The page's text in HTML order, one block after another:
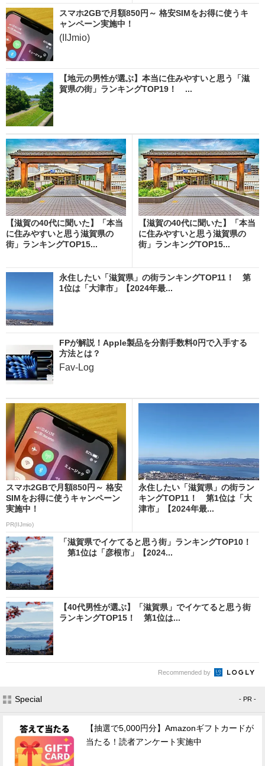
スマホ2GBで月額850円～ 格安SIMをお得に使うキ
ャンペーン実施中！
(IIJmio)
【地元の男性が選ぶ】本当に住みやすいと思う「滋
賀県の街」ランキングTOP19！ ...
【滋賀の40代に聞いた】「本当
に住みやすいと思う滋賀県の
街」ランキングTOP15...
【滋賀の40代に聞いた】「本当
に住みやすいと思う滋賀県の
街」ランキングTOP15...
永住したい「滋賀県」の街ランキングTOP11！ 第
1位は「大津市」【2024年最...
FPが解説！Apple製品を分割手数料0円で入手する
方法とは？
Fav-Log
スマホ2GBで月額850円～ 格安
SIMをお得に使うキャンペーン
実施中！
PR(IIJmio)
永住したい「滋賀県」の街ラン
キングTOP11！ 第1位は「大
津市」【2024年最...
「滋賀県でイケてると思う街」ランキングTOP10！
第1位は「彦根市」【2024...
【40代男性が選ぶ】「滋賀県」でイケてると思う街
ランキングTOP15！ 第1位は...
Recommended by
Special - PR -
【抽選で5,000円分】Amazonギフトカードが
当たる！読者アンケート実施中